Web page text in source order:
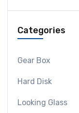
Categories
Gear Box
Hard Disk
Looking Glass